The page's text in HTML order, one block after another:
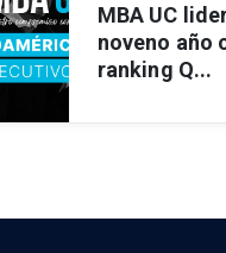
MBA UC
noveno año
ranking Q...